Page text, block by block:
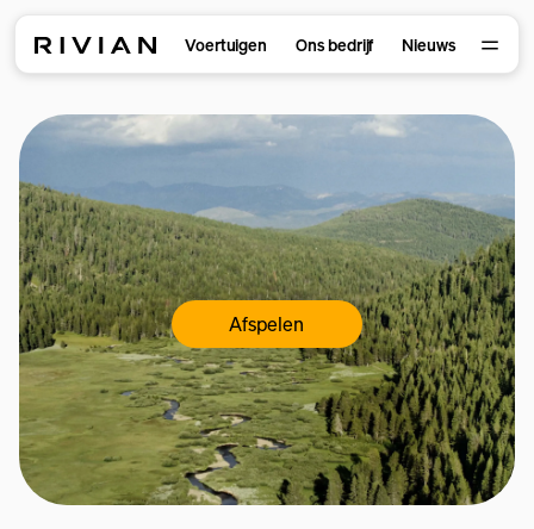
Voertuigen Ons bedrijf Nieuws
Afspelen